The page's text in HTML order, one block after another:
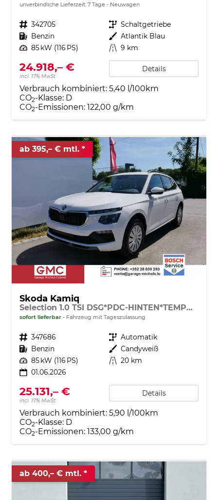
unverbindliche Lieferzeit: 7 Tage Neuwagen
Fahrzeugnr. 342705 Getriebe Schaltgetriebe
Kraftstoff Benzin Außenfarbe Atlantik Blau
Leistung 85 kW (116 PS) Kilometerstand 9 km
24.918,– €
incl. 17% MwSt.
Details
Verbrauch kombiniert: 5,40 l/100km
CO2-Klasse: D
CO2-Emissionen: 122,00 g/km
ab 395,– € mtl.
Skoda Kamiq
Selection 1.0 TSI DSG*PDC-HINTEN*TEMPOMAT*SMARTLINK*SHZ*LED*KLIMAAUTOMATIK*
sofort lieferbar Fahrzeug mit Tageszulassung
Fahrzeugnr. 347686 Getriebe Automatik
Kraftstoff Benzin Außenfarbe Candyweiß
Leistung 85 kW (116 PS) Kilometerstand 20 km
01.06.2026
25.131,– €
incl. 17% MwSt.
Details
Verbrauch kombiniert: 5,90 l/100km
CO2-Klasse: D
CO2-Emissionen: 133,00 g/km
ab 400,– € mtl.